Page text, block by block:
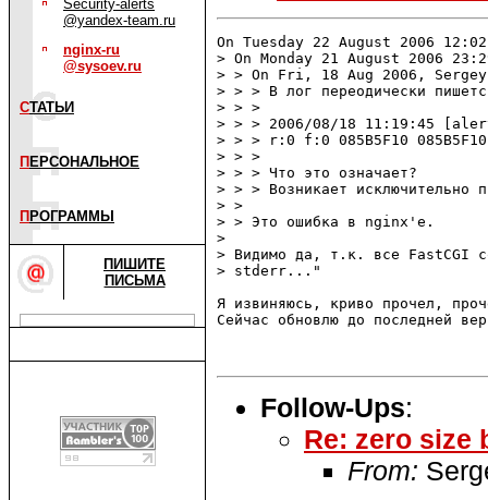
Security-alerts
@yandex-team.ru
nginx-ru
@sysoev.ru
СТАТЬИ
П ЕРСОНАЛЬНОЕ
П РОГРАММЫ
ПИШИТЕ
ПИСЬМА
On Tuesday 22 August 2006
> On Monday 21 August 2006
> > On Fri, 18 Aug 2006,
> > > В лог переодически
> > >
> > > 2006/08/18 11:19:45
> > > r:0 f:0 085B5F10
> > >
> > > Что это означает?
> > > Возникает исключительно
> >
> > Это ошибка в nginx'е.
>
> Видимо да, т.к. все FastCGI
> stderr..."
Я извиняюсь, криво прочел,
Сейчас обновлю до последней
Follow-Ups:
Re: zero size
From: